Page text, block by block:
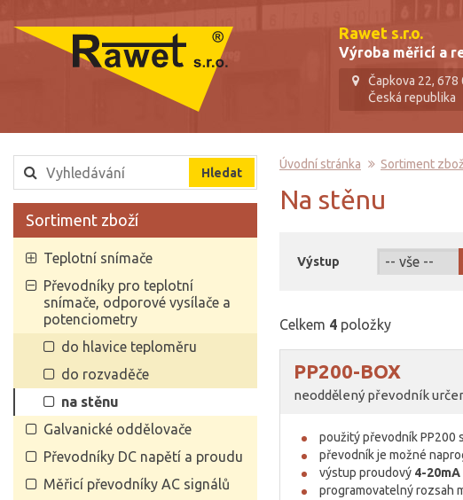
Rawet s.r.o.
Výroba měřicí a
Čapkova 22, 678
Česká republika
Sortiment zboží
Teplotní snímače
Převodníky pro teplotní
snímače, odporové vysílače a
potenciometry
do hlavice teploměru
do rozvaděče
na stěnu
Galvanické oddělovače
Převodníky DC napětí a proudu
Měřicí převodníky AC signálů
Úvodní stránka Sortiment
na stěnu
Výstup
Celkem 4 položky
PP200-BOX
neoddělený převodník
použitý převodník PP200 s
převodník je možné
výstup proudový 4-20mA
programovatelný rozsah